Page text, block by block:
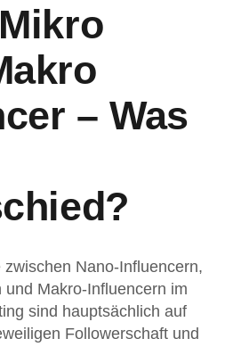
– Was
Nano-Influencern,
und Makro-Influencern im
sind hauptsächlich auf
Followerschaft und